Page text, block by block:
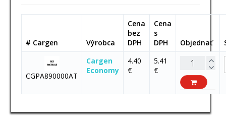
# Cargen Výrobca
Cena
bez
DPH
Cena
s
DPH
Objednať
CGPA890000AT
Cargen
Economy
4.40
€
5.41
€